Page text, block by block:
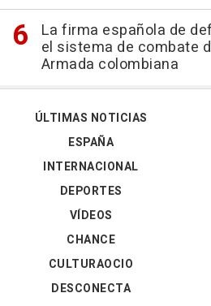
La firma española de
el sistema de combate
Armada colombiana
ÚLTIMAS NOTICIAS
ESPAÑA
INTERNACIONAL
DEPORTES
VÍDEOS
CHANCE
CULTURAOCIO
DESCONECTA